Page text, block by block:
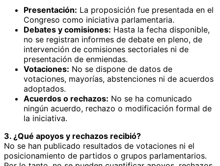
Presentación: La proposición fue presentada en el
Congreso como iniciativa parlamentaria.
Debates y comisiones: Hasta la fecha disponible,
no se registran informes de debate en pleno, de
intervención de comisiones sectoriales ni de
presentación de enmiendas.
Votaciones: No se dispone de datos de
votaciones, mayorías, abstenciones ni de acuerdos
adoptados.
Acuerdos o rechazos: No se ha comunicado
ningún acuerdo, rechazo o modificación formal de
la iniciativa.
3. ¿Qué apoyos y rechazos recibió?
No se han publicado resultados de votaciones ni el
posicionamiento de partidos o grupos parlamentarios.